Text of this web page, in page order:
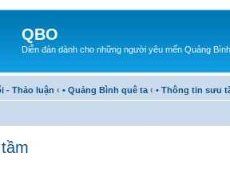
QBO
Diễn đàn dành cho những người yêu mến Quảng Bình
- Thảo luận ‹ • Quảng Bình quê ta ‹ • Thông tin sưu